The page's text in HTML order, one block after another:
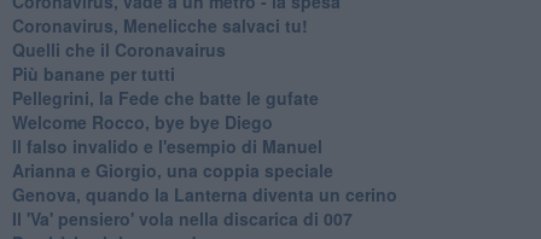
Coronavirus, Menelicche salvaci tu!
Quelli che il Coronavairus
Più banane per tutti
Pellegrini, la Fede che batte le gufate
Welcome Rocco, bye bye Diego
Il falso invalido e l'esempio di Manuel
Arianna e Giorgio, una coppia speciale
Genova, quando la Lanterna diventa un cerino
Il 'Va' pensiero' vola nella discarica di 007